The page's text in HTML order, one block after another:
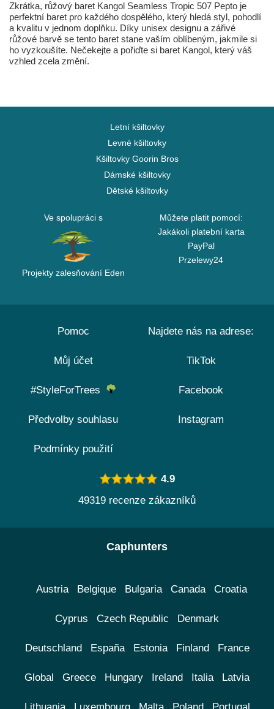
Zkrátka, růžový baret Kangol Seamless Tropic 507 Pepto je
perfektní baret pro každého dospělého, který hledá styl, pohodlí
a kvalitu v jednom doplňku. Díky unisex designu a zářivé
růžové barvě se tento baret stane vaším oblíbeným, jakmile si
ho vyzkoušíte. Nečekejte a pořiďte si baret Kangol, který váš
vzhled zcela změní.
Letní kšiltovky
Levné kšiltovky
Kšiltovky Goorin Bros
Dámské kšiltovky
Dětské kšiltovky
Ve spolupráci s
Projekty zalesňování Eden
Můžete platit pomocí:
Jakákoli platební karta
PayPal
Przelewy24
Pomoc
Můj účet
#StyleForTrees
Předvolby souhlasu
Podmínky použití
Najdete nás na adrese:
TikTok
Facebook
Instagram
4.9
49319 recenze zákazníků
Caphunters
Austria Belgique Bulgaria Canada Croatia
Cyprus Czech Republic Denmark
Deutschland España Estonia Finland France
Global Greece Hungary Ireland Italia Latvia